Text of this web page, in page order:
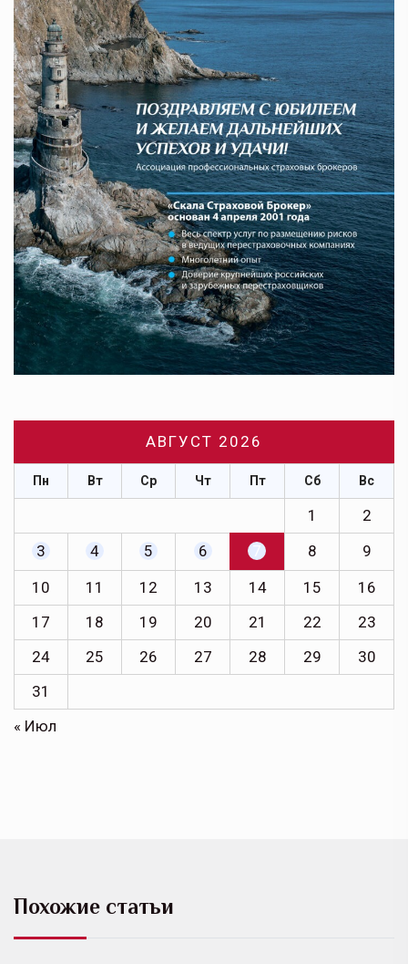
АВГУСТ 2026
Пн Вт Ср Чт Пт Сб Вс
1
2
3
4 5 6 7 8
9
10
11 12 13 14 15
16
17
18 19 20 21 22
23
24
25 26 27 28 29
30
31
« Июл
Похожие статьи